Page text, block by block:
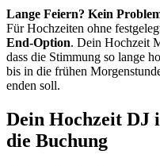
Lange Feiern? Kein
Für Hochzeiten ohne
End-Option. Dein Hochzeit
dass die Stimmung so lange
bis in die frühen
enden soll.
Dein Hochzeit DJ
die Buchung